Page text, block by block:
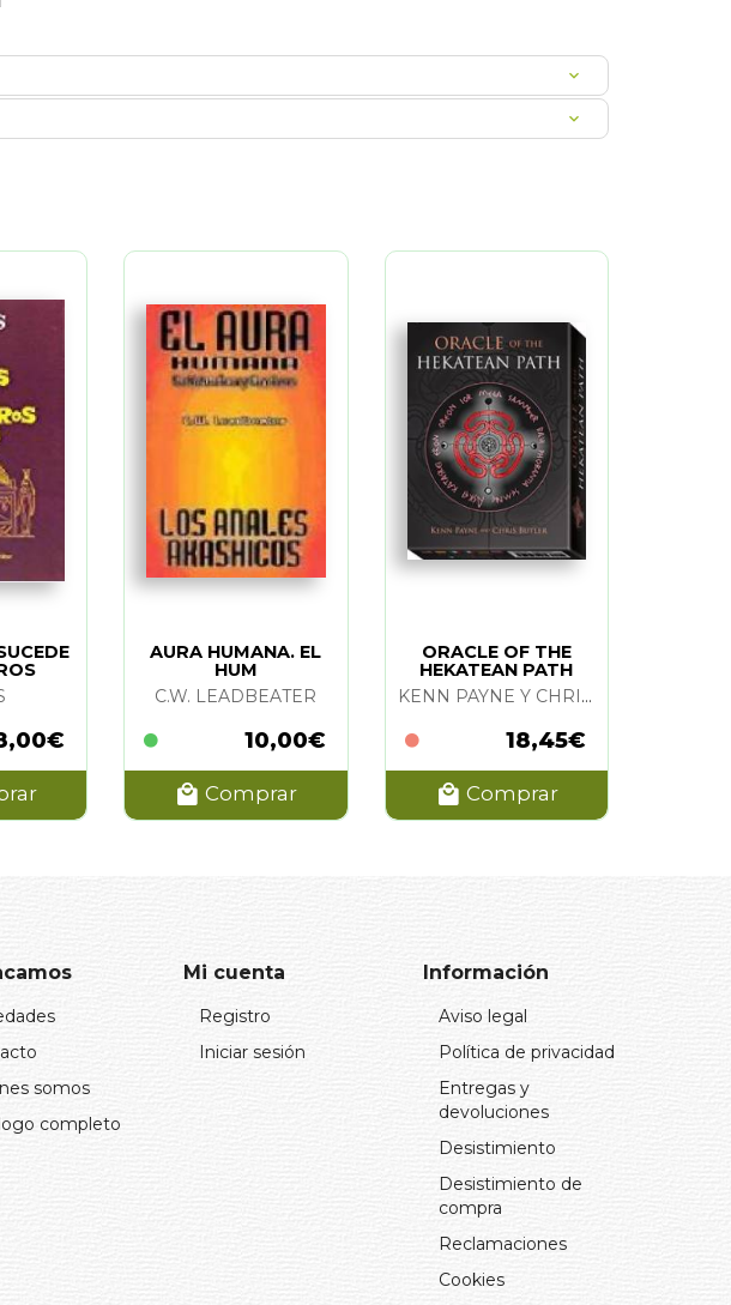
AURA HUMANA. EL
HUM
C.W. LEADBEATER
10,00€
Comprar
ORACLE OF THE
HEKATEAN PATH
KENN PAYNE Y CHRIS BUTLER
18,45€
Comprar
somos
completo
Mi cuenta
Registro
Iniciar sesión
Información
Aviso legal
Política de privacidad
Entregas y
devoluciones
Desistimiento
Desistimiento de
compra
Reclamaciones
Cookies